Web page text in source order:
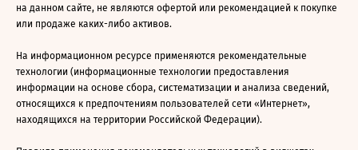
на данном сайте, не являются офертой или рекомендацией к покупке
или продаже каких-либо активов.
На информационном ресурсе применяются рекомендательные
технологии (информационные технологии предоставления
информации на основе сбора, систематизации и анализа сведений,
относящихся к предпочтениям пользователей сети «Интернет»,
находящихся на территории Российской Федерации).